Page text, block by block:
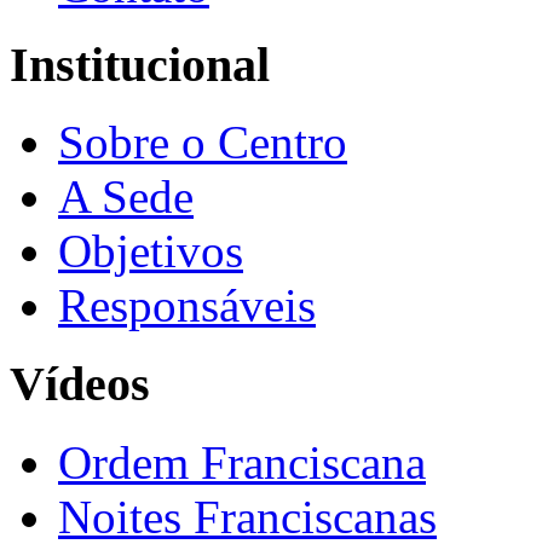
Institucional
Sobre o Centro
A Sede
Objetivos
Responsáveis
Vídeos
Ordem Franciscana
Noites Franciscanas